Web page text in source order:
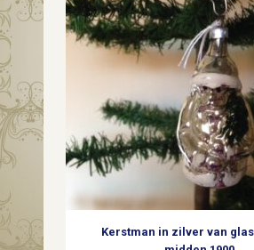
Kerstman in zilver van